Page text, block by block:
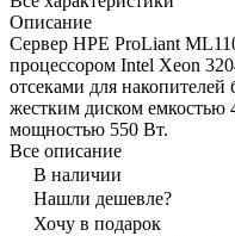
Описание
Сервер HPE ProLiant
процессором Intel Xeon
отсеками для
жестким диском
мощностью 550 Вт.
Все описание
В наличии
Нашли дешевле?
Хочу в подарок